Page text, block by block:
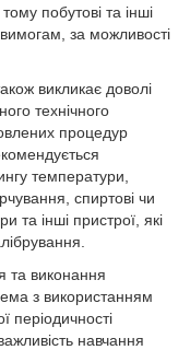
побутові та інші
за можливості
викликає доволі
технічного
процедур
температури,
спиртові чи
та інші пристрої, які
та виконання
з використанням
періодичності
навчання